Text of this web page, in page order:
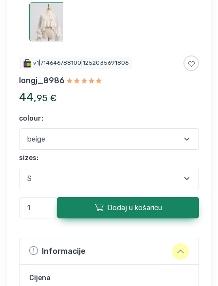
v1|714646788100|1252035691806
longj_8986
44,95 €
colour:
sizes:
Dodaj u košaricu
Informacije
Cijena